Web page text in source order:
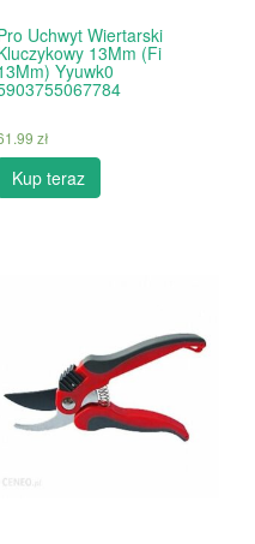
Uchwyt Wiertarski
13Mm (Fi
Yyuwk0
zł
Kup teraz